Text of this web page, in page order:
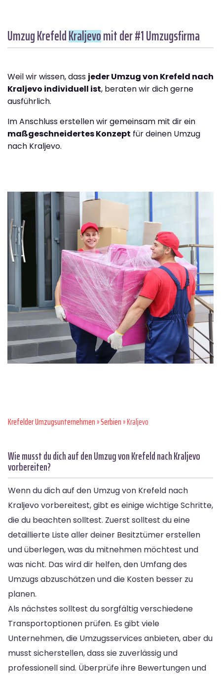
Umzug KrefeldKraljevomit der #1 Umzugsfirma
Weil wir wissen, dass jeder Umzug von Krefeld nach
Kraljevo individuell ist, beraten wir dich gerne
ausführlich.
Im Anschluss erstellen wir gemeinsam mit dir ein
maßgeschneidertes Konzept für deinen Umzug
nach Kraljevo.
Krefelder Umzugsunternehmen»Serbien» Kraljevo
Wie musst du dich auf den Umzug von Krefeld nach Kraljevo
vorbereiten?
Wenn du dich auf den Umzug von Krefeld nach
Kraljevo vorbereitest, gibt es einige wichtige Schritte,
die du beachten solltest. Zuerst solltest du eine
detaillierte Liste aller deiner Besitztümer erstellen
und überlegen, was du mitnehmen möchtest und
was nicht. Das wird dir helfen, den Umfang des
Umzugs abzuschätzen und die Kosten besser zu
planen.
Als nächstes solltest du sorgfältig verschiedene
Transportoptionen prüfen. Es gibt viele
Unternehmen, die Umzugsservices anbieten, aber du
musst sicherstellen, dass sie zuverlässig und
professionell sind. Überprüfe ihre Bewertungen und